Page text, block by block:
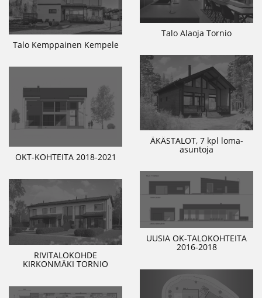
Talo Alaoja Tornio
Talo Kemppainen Kempele
ÄKÄSTALOT, 7 kpl loma-
asuntoja
OKT-KOHTEITA 2018-2021
UUSIA OK-TALOKOHTEITA
2016-2018
RIVITALOKOHDE
KIRKONMÄKI TORNIO